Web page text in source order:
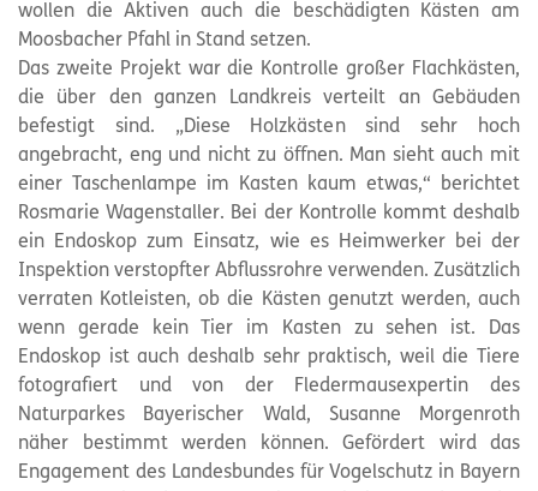
wollen die Aktiven auch die beschädigten Kästen am
Moosbacher Pfahl in Stand setzen.
Das zweite Projekt war die Kontrolle großer Flachkästen,
die über den ganzen Landkreis verteilt an Gebäuden
befestigt sind. „Diese Holzkästen sind sehr hoch
angebracht, eng und nicht zu öffnen. Man sieht auch mit
einer Taschenlampe im Kasten kaum etwas,“ berichtet
Rosmarie Wagenstaller. Bei der Kontrolle kommt deshalb
ein Endoskop zum Einsatz, wie es Heimwerker bei der
Inspektion verstopfter Abflussrohre verwenden. Zusätzlich
verraten Kotleisten, ob die Kästen genutzt werden, auch
wenn gerade kein Tier im Kasten zu sehen ist. Das
Endoskop ist auch deshalb sehr praktisch, weil die Tiere
fotografiert und von der Fledermausexpertin des
Naturparkes Bayerischer Wald, Susanne Morgenroth
näher bestimmt werden können. Gefördert wird das
Engagement des Landesbundes für Vogelschutz in Bayern